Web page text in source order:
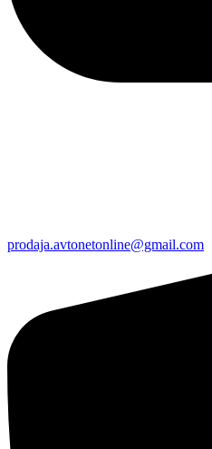
prodaja.avtonetonline@gmail.com